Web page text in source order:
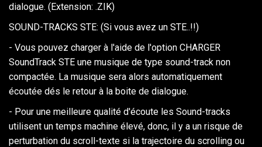
dialogue. (Extension: .ZIK)
SOUND-TRACKS STE: (Si vous avez un STE..!!)
- Vous pouvez charger à l'aide de l'option CHARGER
SoundTrack STE une musique de type sound-track non
compactée. La musique sera alors automatiquement
écoutée dés le retour à la boite de dialogue.
- Pour une meilleure qualité d'écoute les Sound-tracks
utilisent un temps machine élevé, donc, il y a un risque de
perturbation du scroll-texte si la trajectoire du scrolling ou